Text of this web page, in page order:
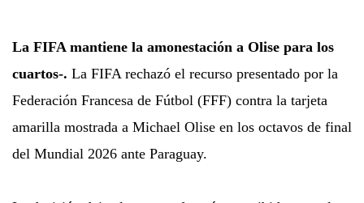
La FIFA mantiene la amonestación a Olise para los
cuartos-. La FIFA rechazó el recurso presentado por la
Federación Francesa de Fútbol (FFF) contra la tarjeta
amarilla mostrada a Michael Olise en los octavos de final
del Mundial 2026 ante Paraguay.